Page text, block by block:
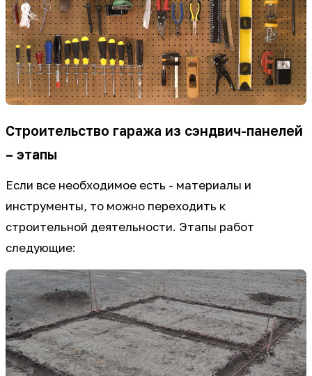
Строительство гаража из сэндвич-панелей
– этапы
Если все необходимое есть - материалы и
инструменты, то можно переходить к
строительной деятельности. Этапы работ
следующие: